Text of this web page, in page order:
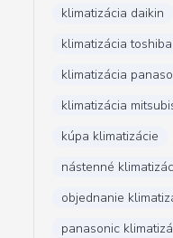
klimatizácia daikin
klimatizácia toshiba
klimatizácia
klimatizácia
kúpa klimatizácie
nástenné
objednanie
panasonic